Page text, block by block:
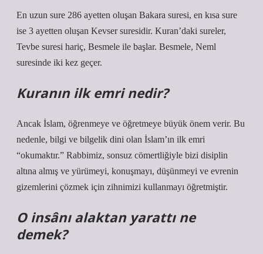
En uzun sure 286 ayetten oluşan Bakara suresi, en kısa sure
ise 3 ayetten oluşan Kevser suresidir. Kuran’daki sureler,
Tevbe suresi hariç, Besmele ile başlar. Besmele, Neml
suresinde iki kez geçer.
Kuranın ilk emri nedir?
Ancak İslam, öğrenmeye ve öğretmeye büyük önem verir. Bu
nedenle, bilgi ve bilgelik dini olan İslam’ın ilk emri
“okumaktır.” Rabbimiz, sonsuz cömertliğiyle bizi disiplin
altına almış ve yürümeyi, konuşmayı, düşünmeyi ve evrenin
gizemlerini çözmek için zihnimizi kullanmayı öğretmiştir.
O insânı alaktan yarattı ne
demek?